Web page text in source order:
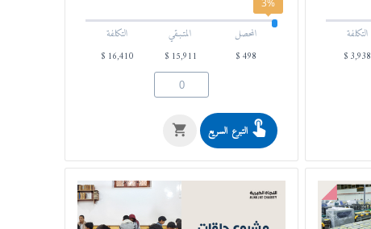
التكلفة
3,938
$
3%
المحصل
498
$
المتـبـقي
15,911
$
التكلفة
16,410
$
التبرع السريع